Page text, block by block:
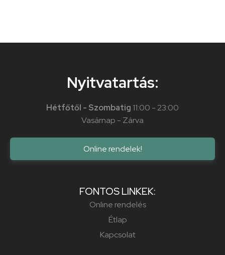
Nyitvatartás:
Hétfőtől - Szombatig 11:00 - 23:00
Vasárnap - Zárva
Online rendelek!
FONTOS LINKEK:
Online rendelés
Étlap
Kapcsolat